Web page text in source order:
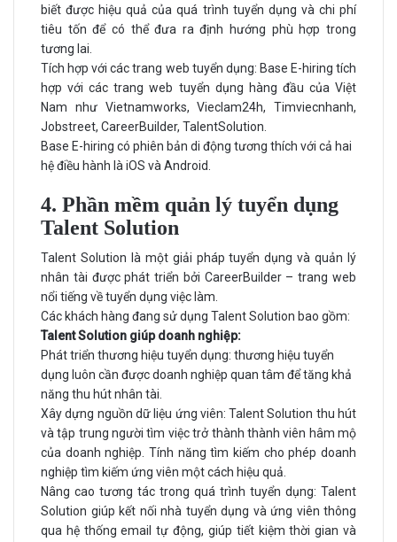
biết được hiệu quả của quá trình tuyển dụng và chi phí
tiêu tốn để có thể đưa ra định hướng phù hợp trong
tương lai.
Tích hợp với các trang web tuyển dụng: Base E-hiring tích
hợp với các trang web tuyển dụng hàng đầu của Việt
Nam như Vietnamworks, Vieclam24h, Timviecnhanh,
Jobstreet, CareerBuilder, TalentSolution.
Base E-hiring có phiên bản di động tương thích với cả hai
hệ điều hành là iOS và Android.
4. Phần mềm quản lý tuyển dụng
Talent Solution
Talent Solution là một giải pháp tuyển dụng và quản lý
nhân tài được phát triển bởi CareerBuilder – trang web
nổi tiếng về tuyển dụng việc làm.
Các khách hàng đang sử dụng Talent Solution bao gồm:
Talent Solution giúp doanh nghiệp:
Phát triển thương hiệu tuyển dụng: thương hiệu tuyển
dụng luôn cần được doanh nghiệp quan tâm để tăng khả
năng thu hút nhân tài.
Xây dựng nguồn dữ liệu ứng viên: Talent Solution thu hút
và tập trung người tìm việc trở thành thành viên hâm mộ
của doanh nghiệp. Tính năng tìm kiếm cho phép doanh
nghiệp tìm kiếm ứng viên một cách hiệu quả.
Nâng cao tương tác trong quá trình tuyển dụng: Talent
Solution giúp kết nối nhà tuyển dụng và ứng viên thông
qua hệ thống email tự động, giúp tiết kiệm thời gian và